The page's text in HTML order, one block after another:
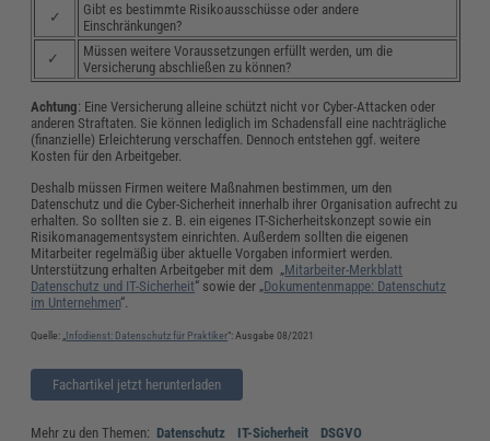
✓
Gibt es bestimmte Risikoausschüsse oder andere
Einschränkungen?
✓
Müssen weitere Voraussetzungen erfüllt werden, um die
Versicherung abschließen zu können?
Achtung: Eine Versicherung alleine schützt nicht vor Cyber-Attacken oder
anderen Straftaten. Sie können lediglich im Schadensfall eine nachträgliche
(finanzielle) Erleichterung verschaffen. Dennoch entstehen ggf. weitere
Kosten für den Arbeitgeber.
Deshalb müssen Firmen weitere Maßnahmen bestimmen, um den
Datenschutz und die Cyber-Sicherheit innerhalb ihrer Organisation aufrecht zu
erhalten. So sollten sie z. B. ein eigenes IT-Sicherheitskonzept sowie ein
Risikomanagementsystem einrichten. Außerdem sollten die eigenen
Mitarbeiter regelmäßig über aktuelle Vorgaben informiert werden.
Unterstützung erhalten Arbeitgeber mit dem „Mitarbeiter-Merkblatt
Datenschutz und IT-Sicherheit“ sowie der „Dokumentenmappe: Datenschutz
im Unternehmen“.
Quelle: „ Infodienst: Datenschutz für Praktiker“: Ausgabe 08/2021
Fachartikel jetzt herunterladen
Mehr zu den Themen: Datenschutz IT-Sicherheit DSGVO